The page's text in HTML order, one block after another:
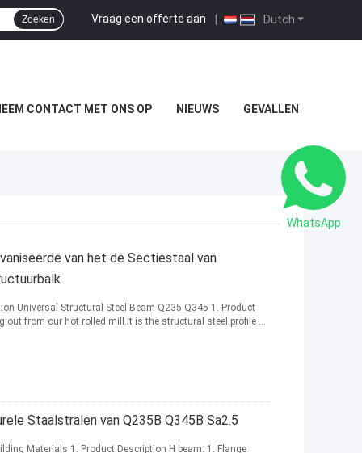
Dutch
Vraag een offerte aan |
Zoeken
CONTACT MET ONS OP NIEUWS GEVALLEN
van het de Sectiestaal van
Universal Structural Steel Beam Q235 Q345 1. Product
out from our hot rolled mill.It is the structural steel profile ...
Staalstralen van Q235B Q345B Sa2.5
Materials 1. Product Description H beam: 1. Flange
WhatsApp